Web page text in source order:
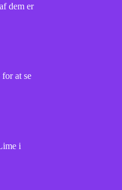
dem er
at se
i